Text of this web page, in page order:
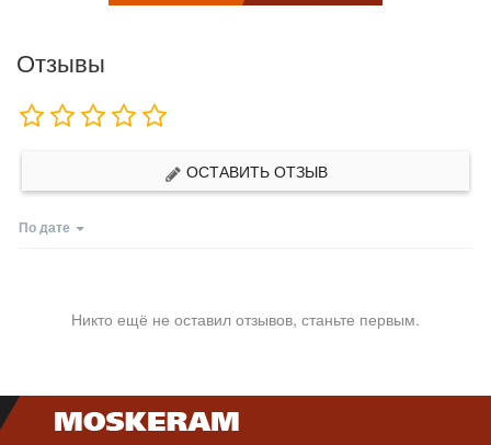
Отзывы
ОСТАВИТЬ ОТЗЫВ
По дате
Никто ещё не оставил отзывов, станьте первым.